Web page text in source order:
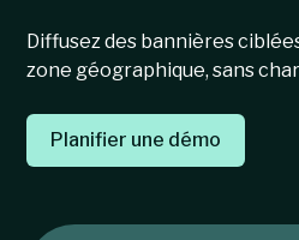
Diffusez des bannières
zone géographique, sans
Planifier une démo